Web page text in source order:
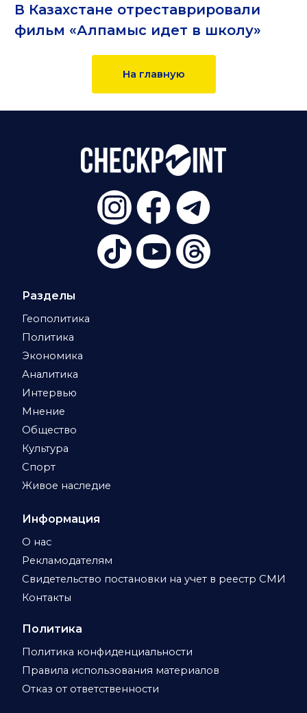
В Казахстане отреставрировали
фильм «Алпамыс идет в школу»
На главную
Разделы
Геополитика
Политика
Экономика
Аналитика
Интервью
Мнение
Общество
Культура
Спорт
Живое наследие
Информация
О нас
Рекламодателям
Свидетельство постановки на учет в реестр СМИ
Контакты
Политика
Политика конфиденциальности
Правила использования материалов
Отказ от ответственности